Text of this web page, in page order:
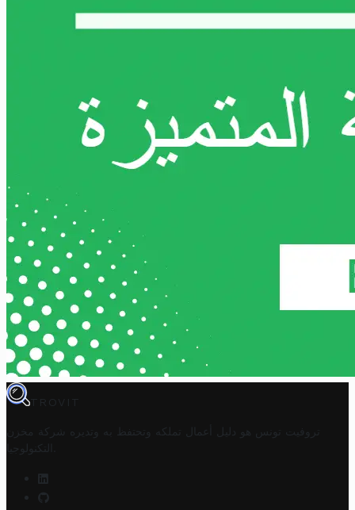
TROVIT
تروفيت تونس هو دليل أعمال تملكه وتحتفظ به وتديره
شركة مخزن
التكنولوجيا